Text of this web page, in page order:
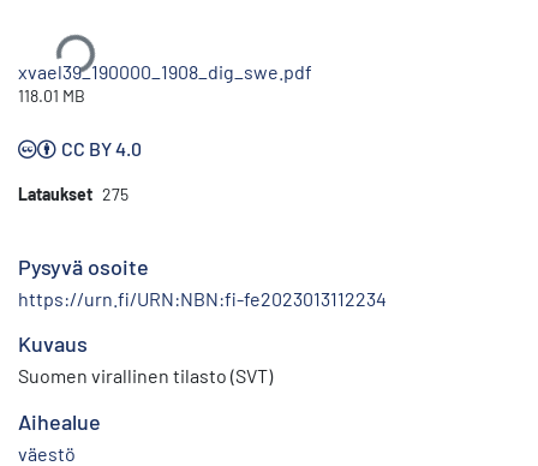
xvael39_190000_1908_dig_swe.pdf
118.01 MB
CC BY 4.0
Lataukset 275
Pysyvä osoite
https://urn.fi/URN:NBN:fi-fe2023013112234
Kuvaus
Suomen virallinen tilasto (SVT)
Aihealue
väestö